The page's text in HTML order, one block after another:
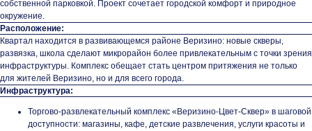
собственной парковкой. Проект сочетает городской комфорт и природное
окружение.
Расположение:
Квартал находится в развивающемся районе Веризино: новые скверы,
развязка, школа сделают микрорайон более привлекательным с точки зрения
инфраструктуры. Комплекс обещает стать центром притяжения не только
для жителей Веризино, но и для всего города.
Инфраструктура:
Торгово-развлекательный комплекс «Веризино-Цвет-Сквер» в шаговой
доступности: магазины, кафе, детские развлечения, услуги красоты и